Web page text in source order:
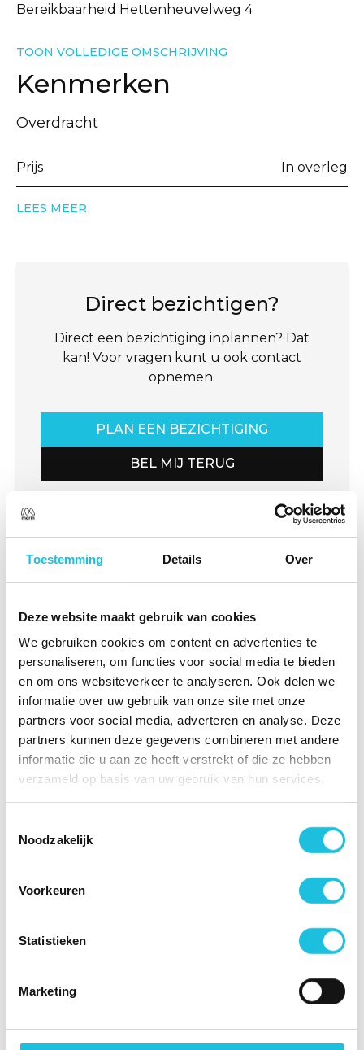
Toestemming Details Over
Deze website maakt gebruik van cookies
We gebruiken cookies om content en advertenties te
personaliseren, om functies voor social media te bieden
en om ons websiteverkeer te analyseren. Ook delen we
informatie over uw gebruik van onze site met onze
partners voor social media, adverteren en analyse. Deze
partners kunnen deze gegevens combineren met andere
informatie die u aan ze heeft verstrekt of die ze hebben
verzameld op basis van uw gebruik van hun services.
Noodzakelijk
Voorkeuren
Statistieken
Marketing
Bereikbaarheid Hettenheuvelweg 4
TOON VOLLEDIGE OMSCHRIJVING
Kenmerken
Overdracht
Prijs In overleg
LEES MEER
Direct bezichtigen?
Direct een bezichtiging inplannen? Dat
kan! Voor vragen kunt u ook contact
opnemen.
PLAN EEN BEZICHTIGING
BEL MIJ TERUG
Units
per pagina
Verdieping Nummer Media
1.1
Circa 59
Ligging